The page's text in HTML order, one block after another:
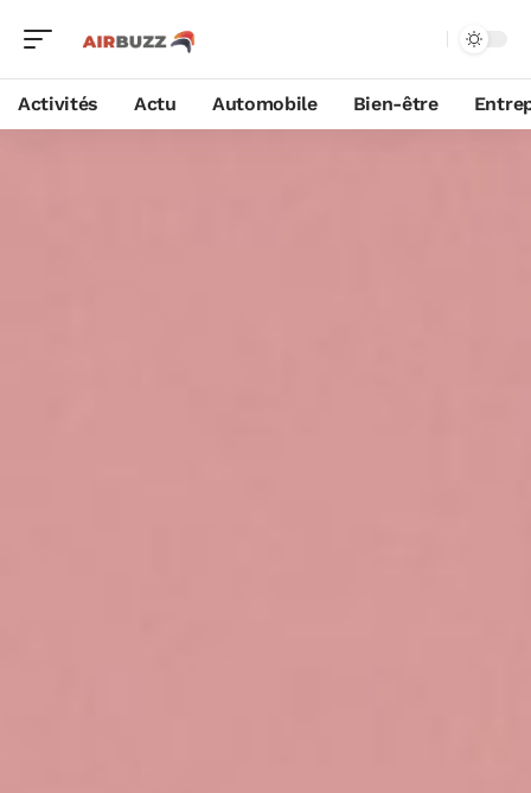
Activités Actu Automobile Bien-être